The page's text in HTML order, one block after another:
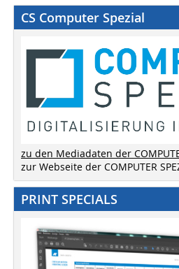
CS Computer Spezial
zu den Mediadaten der
zur Webseite der COMPUTER
PRINT SPECIALS